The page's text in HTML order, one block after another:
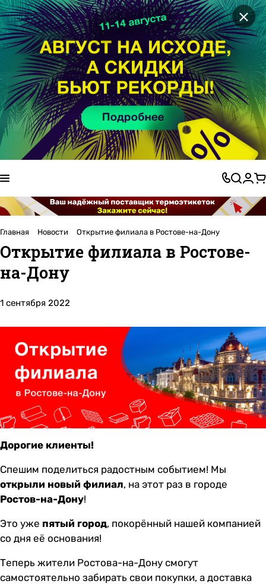
×
Главная Новости Открытие филиала в Ростове-на-Дону
Открытие филиала в Ростове-
на-Дону
1 сентября 2022
Дорогие клиенты!
Спешим поделиться радостным событием! Мы
открыли новый филиал, на этот раз в городе
Ростов-на-Дону!
Это уже пятый город, покорённый нашей компанией
со дня её основания!
Теперь жители Ростова-на-Дону смогут
самостоятельно забирать свои покупки, а доставка